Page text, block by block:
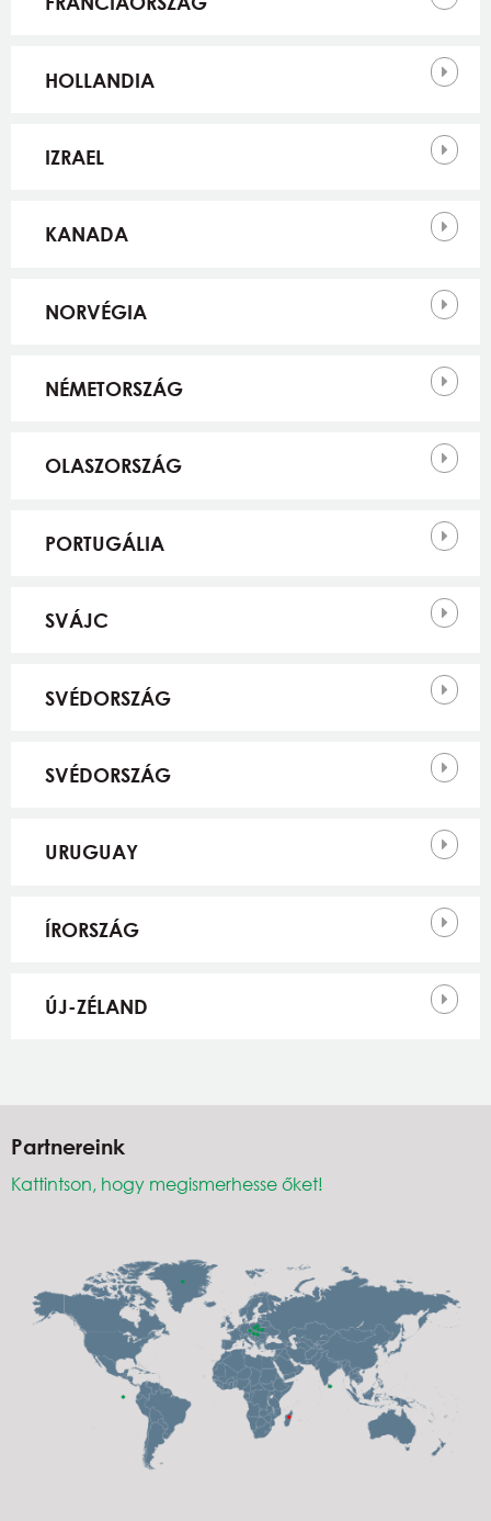
HOLLANDIA
IZRAEL
KANADA
NORVÉGIA
NÉMETORSZÁG
OLASZORSZÁG
PORTUGÁLIA
SVÁJC
SVÉDORSZÁG
SVÉDORSZÁG
URUGUAY
ÍRORSZÁG
ÚJ-ZÉLAND
Partnereink
Kattintson, hogy megismerhesse őket!